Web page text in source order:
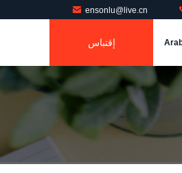
ensonlu@live.cn
إقتباس